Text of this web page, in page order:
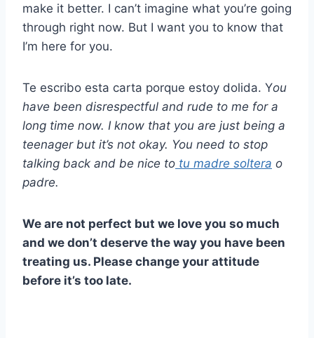
make it better. I can’t imagine what you’re going
through right now. But I want you to know that
I’m here for you.
Te escribo esta carta porque estoy dolida. You
have been disrespectful and rude to me for a
long time now. I know that you are just being a
teenager but it’s not okay. You need to stop
talking back and be nice to tu madre soltera o
padre.
We are not perfect but we love you so much
and we don’t deserve the way you have been
treating us. Please change your attitude
before it’s too late.